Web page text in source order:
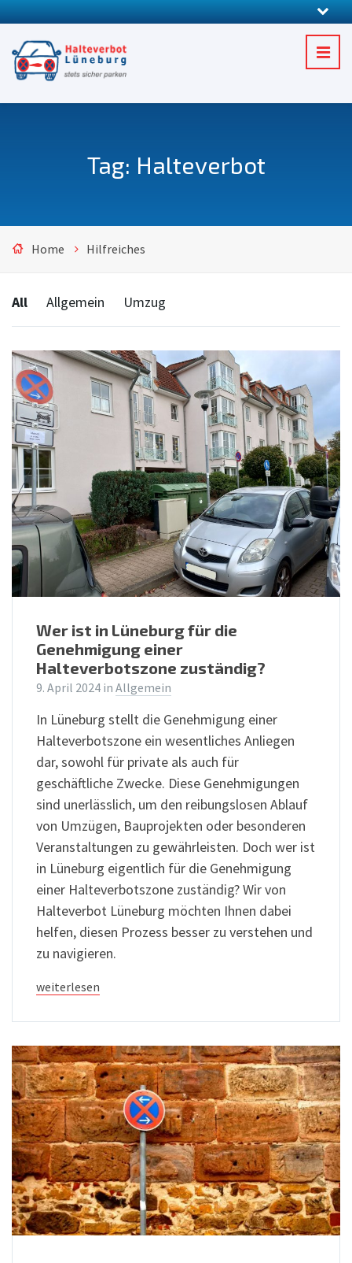
Tag: Halteverbot
Home Hilfreiches
All Allgemein Umzug
Wer ist in Lüneburg für die
Genehmigung einer
Halteverbotszone zuständig?
9. April 2024 in Allgemein
In Lüneburg stellt die Genehmigung einer
Halteverbotszone ein wesentliches Anliegen
dar, sowohl für private als auch für
geschäftliche Zwecke. Diese Genehmigungen
sind unerlässlich, um den reibungslosen Ablauf
von Umzügen, Bauprojekten oder besonderen
Veranstaltungen zu gewährleisten. Doch wer ist
in Lüneburg eigentlich für die Genehmigung
einer Halteverbotszone zuständig? Wir von
Halteverbot Lüneburg möchten Ihnen dabei
helfen, diesen Prozess besser zu verstehen und
zu navigieren.
weiterlesen